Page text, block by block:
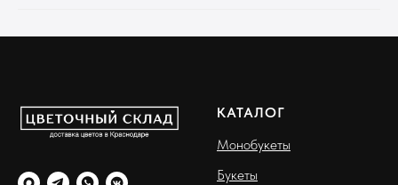
КАТАЛОГ
Монобукеты
Букеты